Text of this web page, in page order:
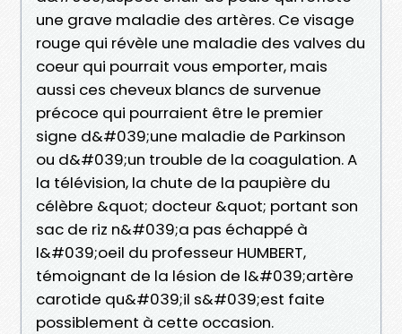
une grave maladie des artères. Ce visage
rouge qui révèle une maladie des valves du
coeur qui pourrait vous emporter, mais
aussi ces cheveux blancs de survenue
précoce qui pourraient être le premier
signe d&#039;une maladie de Parkinson
ou d&#039;un trouble de la coagulation. A
la télévision, la chute de la paupière du
célèbre &quot; docteur &quot; portant son
sac de riz n&#039;a pas échappé à
l&#039;oeil du professeur HUMBERT,
témoignant de la lésion de l&#039;artère
carotide qu&#039;il s&#039;est faite
possiblement à cette occasion.